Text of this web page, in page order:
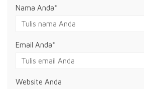
Nama Anda*
Email Anda*
Website Anda